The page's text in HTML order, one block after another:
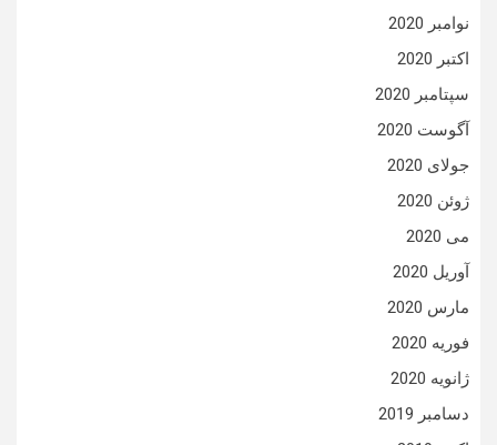
نوامبر 2020
اکتبر 2020
سپتامبر 2020
آگوست 2020
جولای 2020
ژوئن 2020
می 2020
آوریل 2020
مارس 2020
فوریه 2020
ژانویه 2020
دسامبر 2019